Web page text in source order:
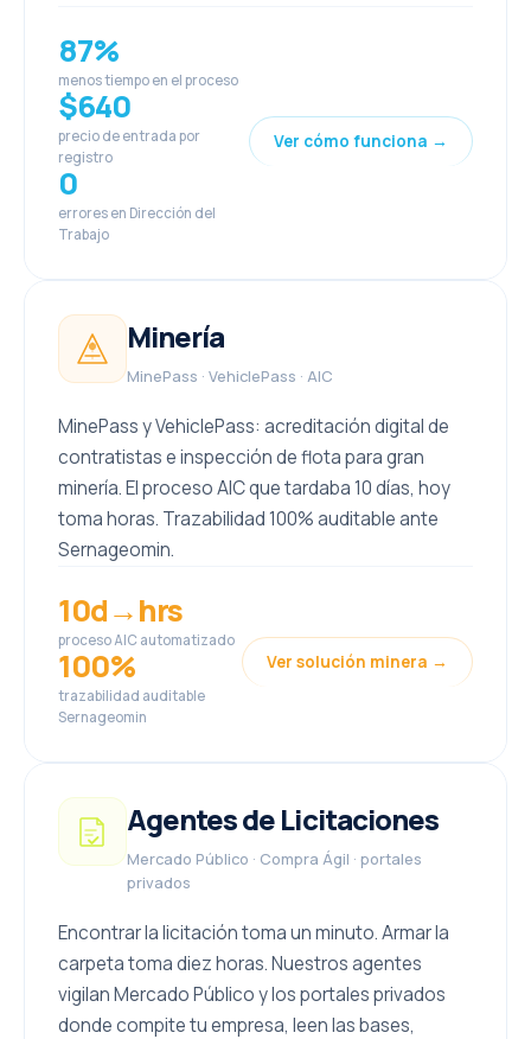
87%
menos tiempo en el proceso
$640
precio de entrada por
registro
0
errores en Dirección del
Trabajo
Ver cómo funciona →
Minería
MinePass · VehiclePass · AIC
MinePass y VehiclePass: acreditación digital de
contratistas e inspección de flota para gran
minería. El proceso AIC que tardaba 10 días, hoy
toma horas. Trazabilidad 100% auditable ante
Sernageomin.
10d→hrs
proceso AIC automatizado
100%
trazabilidad auditable
Sernageomin
Ver solución minera →
Agentes de Licitaciones
Mercado Público · Compra Ágil · portales
privados
Encontrar la licitación toma un minuto. Armar la
carpeta toma diez horas. Nuestros agentes
vigilan Mercado Público y los portales privados
donde compite tu empresa, leen las bases,